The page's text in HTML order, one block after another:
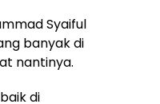
Syaiful
banyak di
nantinya.
di